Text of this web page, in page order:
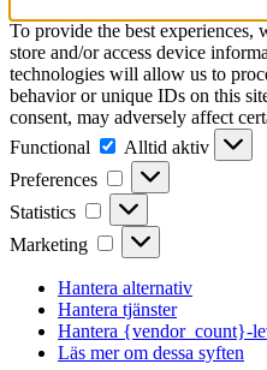
To provide the best experiences,
store and/or access device
technologies will allow us to
behavior or unique IDs on this
consent, may adversely affect
Functional
Functional
Alltid aktiv
Preferences
Preferences
Statistics Statistics
Marketing Marketing
Hantera alternativ
Hantera tjänster
Hantera {vendor_count}-
Läs mer om dessa syften